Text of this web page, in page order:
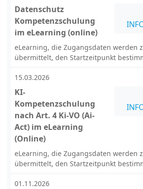
Datenschutz
Kompetenzschulung
im eLearning (online)
eLearning, die Zugangsdaten werden
übermittelt, den Startzeitpunkt
15.03.2026
KI-
Kompetenzschulung
nach Art. 4 Ki-VO (Ai-
Act) im eLearning
(Online)
eLearning, die Zugangsdaten werden
übermittelt, den Startzeitpunkt
01.11.2026